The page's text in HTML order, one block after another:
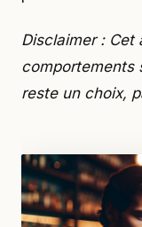
Disclaimer : Cet
comportements
reste un choix,